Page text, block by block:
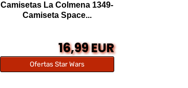
Camisetas La Colmena 1349-
Camiseta Space...
16,99 EUR
Ofertas Star Wars